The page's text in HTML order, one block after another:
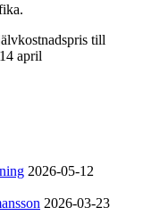
till
april
2026-05-12
2026-03-23